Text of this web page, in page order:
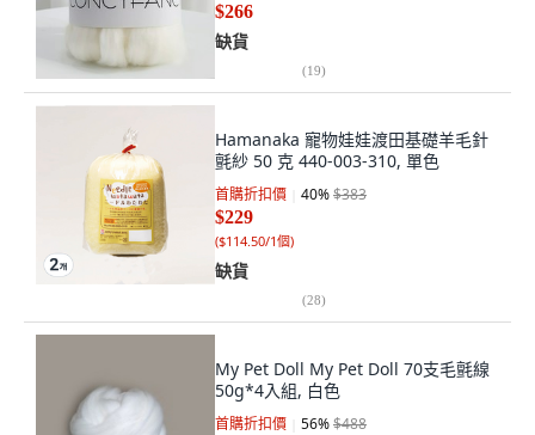
$266
缺貨
(19)
Hamanaka 寵物娃娃渡田基礎羊毛針
氈紗 50 克 440-003-310, 單色
首購折扣價 40%$383
$229
($114.50/1個)
缺貨
(28)
My Pet Doll My Pet Doll 70支毛氈線
50g*4入組, 白色
首購折扣價 56%$488